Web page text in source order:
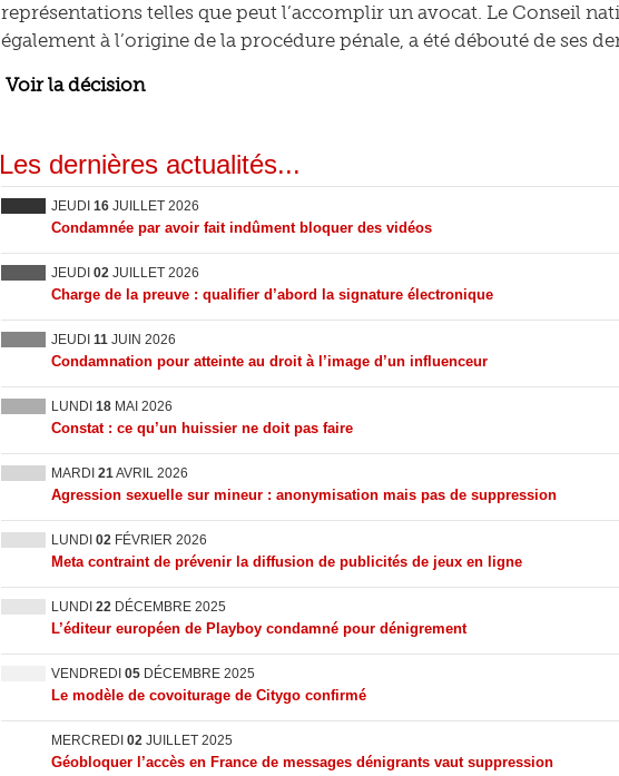
représentations telles que peut l’accomplir un avocat. Le Conseil
également à l’origine de la procédure pénale, a été débouté de ses
Voir la décision
Les dernières actualités...
JEUDI 16 JUILLET 2026
Condamnée par avoir fait indûment bloquer des vidéos
JEUDI 02 JUILLET 2026
Charge de la preuve : qualifier d’abord la signature électronique
JEUDI 11 JUIN 2026
Condamnation pour atteinte au droit à l’image d’un influenceur
LUNDI 18 MAI 2026
Constat : ce qu’un huissier ne doit pas faire
MARDI 21AVRIL 2026
Agression sexuelle sur mineur : anonymisation mais pas de suppression
LUNDI 02 FÉVRIER 2026
Meta contraint de prévenir la diffusion de publicités de jeux en ligne
LUNDI 22 DÉCEMBRE 2025
L’éditeur européen de Playboy condamné pour dénigrement
VENDREDI 05 DÉCEMBRE 2025
Le modèle de covoiturage de Citygo confirmé
MERCREDI 02 JUILLET 2025
Géobloquer l’accès en France de messages dénigrants vaut suppression